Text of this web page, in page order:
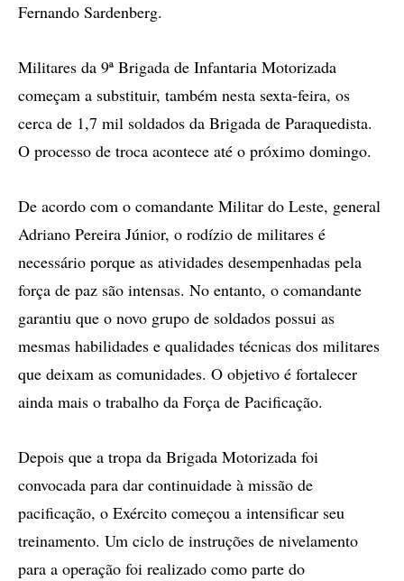
Fernando Sardenberg.
Militares da 9ª Brigada de Infantaria Motorizada
começam a substituir, também nesta sexta-feira, os
cerca de 1,7 mil soldados da Brigada de Paraquedista.
O processo de troca acontece até o próximo domingo.
De acordo com o comandante Militar do Leste, general
Adriano Pereira Júnior, o rodízio de militares é
necessário porque as atividades desempenhadas pela
força de paz são intensas. No entanto, o comandante
garantiu que o novo grupo de soldados possui as
mesmas habilidades e qualidades técnicas dos militares
que deixam as comunidades. O objetivo é fortalecer
ainda mais o trabalho da Força de Pacificação.
Depois que a tropa da Brigada Motorizada foi
convocada para dar continuidade à missão de
pacificação, o Exército começou a intensificar seu
treinamento. Um ciclo de instruções de nivelamento
para a operação foi realizado como parte do